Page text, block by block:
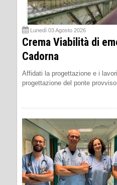
Lunedì 03 Agosto 2026
Crema Viabilità di
Cadorna
Affidati la progettazione e i
progettazione del ponte